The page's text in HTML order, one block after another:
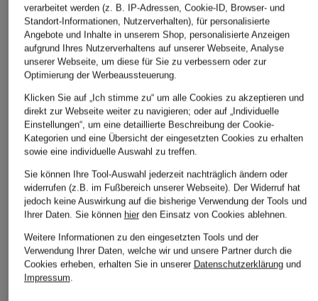
verarbeitet werden (z. B. IP-Adressen, Cookie-ID, Browser- und
Standort-Informationen, Nutzerverhalten), für personalisierte
Angebote und Inhalte in unserem Shop, personalisierte Anzeigen
aufgrund Ihres Nutzerverhaltens auf unserer Webseite, Analyse
unserer Webseite, um diese für Sie zu verbessern oder zur
Optimierung der Werbeaussteuerung.
Klicken Sie auf „Ich stimme zu“ um alle Cookies zu akzeptieren und
direkt zur Webseite weiter zu navigieren; oder auf „Individuelle
Einstellungen“, um eine detaillierte Beschreibung der Cookie-
Kategorien und eine Übersicht der eingesetzten Cookies zu erhalten
sowie eine individuelle Auswahl zu treffen.
Sie können Ihre Tool-Auswahl jederzeit nachträglich ändern oder
widerrufen (z.B. im Fußbereich unserer Webseite). Der Widerruf hat
jedoch keine Auswirkung auf die bisherige Verwendung der Tools und
Ihrer Daten. Sie können hierden Einsatz von Cookies ablehnen.
Weitere Informationen zu den eingesetzten Tools und der
Verwendung Ihrer Daten, welche wir und unsere Partner durch die
Cookies erheben, erhalten Sie in unserer Datenschutzerklärungund
Impressum.